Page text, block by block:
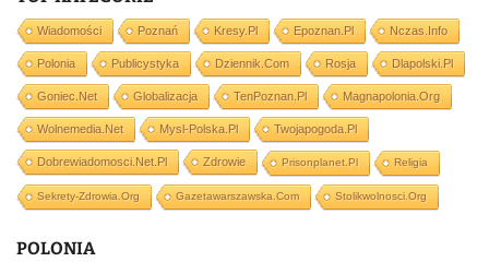
Wiadomości Poznań Kresy.pl Epoznan.pl Nczas.info
Polonia Publicystyka Dziennik.com Rosja Dlapolski.pl
Goniec.net Globalizacja TenPoznan.pl Magnapolonia.org
Wolnemedia.net Mysl-Polska.pl Twojapogoda.pl
Dobrewiadomosci.net.pl Zdrowie Prisonplanet.pl Religia
Sekrety-Zdrowia.org Gazetawarszawska.com Stolikwolnosci.org
POLONIA